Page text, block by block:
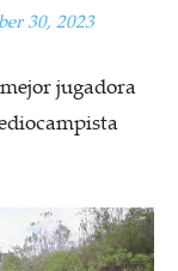
30, 2023
jugadora